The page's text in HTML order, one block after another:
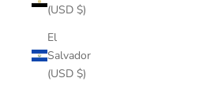
(USD $)
El
Salvador
(USD $)